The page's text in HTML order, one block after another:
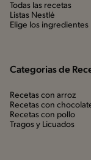
Todas las recetas
Listas Nestlé
Elige los ingredientes
Categorias de
Recetas con arroz
Recetas con
Recetas con pollo
Tragos y Licuados